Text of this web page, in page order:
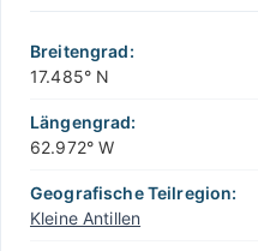
−
Breitengrad:
17.485° N
Längengrad:
62.972° W
Geografische Teilregion:
Kleine Antillen